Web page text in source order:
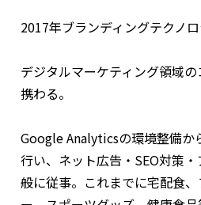
2017年ブランディングテクノロ
デジタルマーケティング領域
携わる。
Google Analyticsの環境整備か
行い、ネット広告・SEO対策
般に従事。これまでに宅配食